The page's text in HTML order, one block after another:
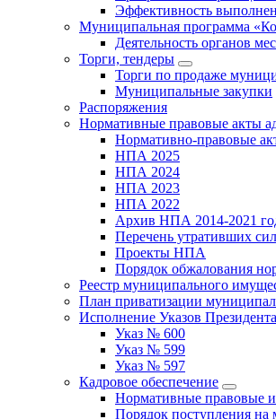
Эффективность
Муниципальная программа
Деятельность органов
Торги, тендеры
Торги по продаже
Муниципальные закупки
Распоряжения
Нормативные правовые акты
Нормативно-правовые
НПА 2025
НПА 2024
НПА 2023
НПА 2022
Архив НПА 2014-2021
Перечень утративших
Проекты НПА
Порядок обжалования
Реестр муниципального
План приватизации
Исполнение Указов
Указ № 600
Указ № 599
Указ № 597
Кадровое обеспечение
Нормативные правовые
Порядок поступления